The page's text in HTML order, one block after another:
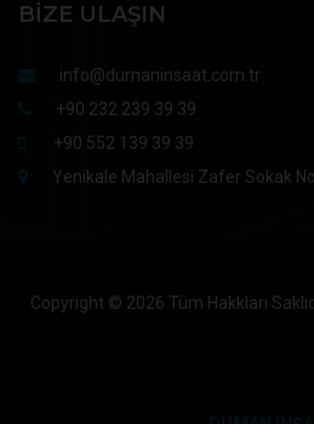
BIZE ULAŞIN
info@dumaninsaat.com.tr
+90 232 239 39 39
+90 552 139 39 39
Yenikale Mahallesi Zafer Sokak
Copyright © 2026 Tüm Hakkları